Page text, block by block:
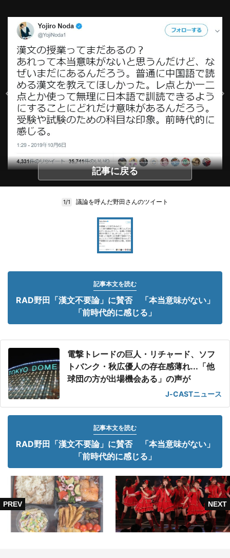
記事に戻る
1/1 議論を呼んだ野田さんのツイート
記事本文を読む
RAD野田「漢文不要論」に賛否 「本当意味がない」
「前時代的に感じる」
電撃トレードの巨人・リチャード、ソフ
トバンク・秋広優人の存在感薄れ...「他
球団の方が出場機会ある」の声が
J-CASTニュース
記事本文を読む
RAD野田「漢文不要論」に賛否 「本当意味がない」
「前時代的に感じる」